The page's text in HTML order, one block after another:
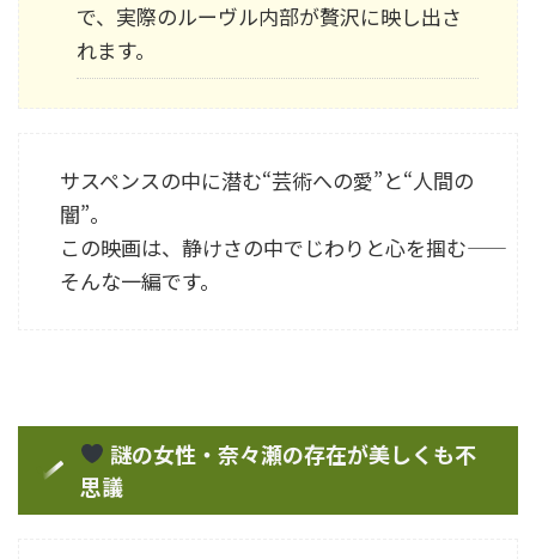
で、実際のルーヴル内部が贅沢に映し出さ
れます。
サスペンスの中に潜む“芸術への愛”と“人間の
闇”。
この映画は、静けさの中でじわりと心を掴む――
そんな一編です。
謎の女性・奈々瀬の存在が美しくも不
思議